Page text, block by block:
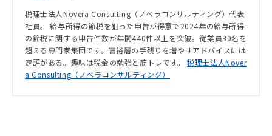
税理士法人Novera Consulting（ノベラコンサルティング）代表
社員。 給与所得の節税を狙った申告が得意で2024年の給与所得
の節税に関する申告件数が年間440件以上を突破。従業員30名を
超える専門家集団です。富裕層の手残りを増やすアドバイスには
定評がある。趣味は税金の勉強と筋トレです。税理士法人Nover
a Consulting（ノベラコンサルティング）